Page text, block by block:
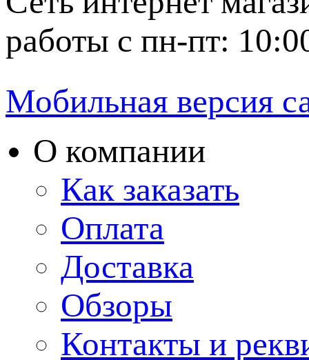
работы с пн-пт:
Мобильная версия
О компании
Как заказать
Оплата
Доставка
Обзоры
Контакты и